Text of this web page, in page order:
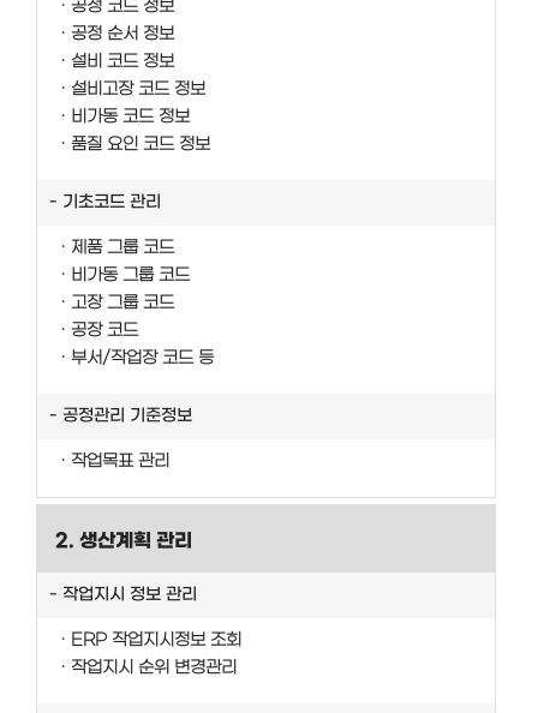
공정 코드 정보
공정 순서 정보
설비 코드 정보
설비고장 코드 정보
비가동 코드 정보
품질 요인 코드 정보
기초코드 관리
제품 그룹 코드
비가동 그룹 코드
고장 그룹 코드
공장 코드
부서/작업장 코드 등
공정관리 기준정보
작업목표 관리
2. 생산계획 관리
작업지시 정보 관리
ERP 작업지시정보 조회
작업지시 순위 변경관리